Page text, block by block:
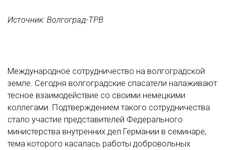
Источник: Волгоград-ТРВ
Международное сотрудничество на волгоградской
земле. Сегодня волгоградские спасатели налаживают
тесное взаимодействие со своими немецкими
коллегами. Подтверждением такого сотрудничества
стало участие представителей Федерального
министерства внутренних дел Германии в семинаре,
тема которого касалась работы добровольных